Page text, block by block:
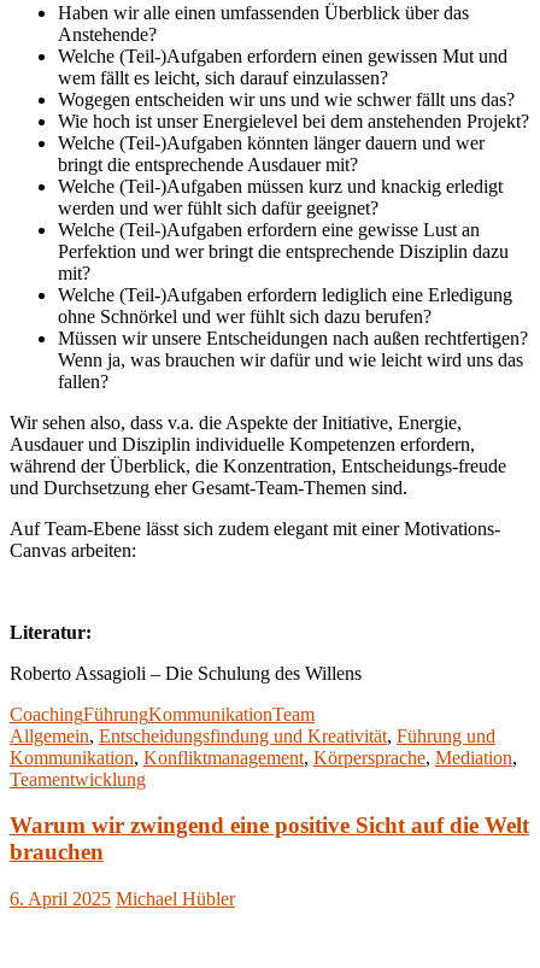
Haben wir alle einen umfassenden Überblick über das
Anstehende?
Welche (Teil-)Aufgaben erfordern einen gewissen Mut und
wem fällt es leicht, sich darauf einzulassen?
Wogegen entscheiden wir uns und wie schwer fällt uns das?
Wie hoch ist unser Energielevel bei dem anstehenden Projekt?
Welche (Teil-)Aufgaben könnten länger dauern und wer
bringt die entsprechende Ausdauer mit?
Welche (Teil-)Aufgaben müssen kurz und knackig erledigt
werden und wer fühlt sich dafür geeignet?
Welche (Teil-)Aufgaben erfordern eine gewisse Lust an
Perfektion und wer bringt die entsprechende Disziplin dazu
mit?
Welche (Teil-)Aufgaben erfordern lediglich eine Erledigung
ohne Schnörkel und wer fühlt sich dazu berufen?
Müssen wir unsere Entscheidungen nach außen rechtfertigen?
Wenn ja, was brauchen wir dafür und wie leicht wird uns das
fallen?
Wir sehen also, dass v.a. die Aspekte der Initiative, Energie,
Ausdauer und Disziplin individuelle Kompetenzen erfordern,
während der Überblick, die Konzentration, Entscheidungs-freude
und Durchsetzung eher Gesamt-Team-Themen sind.
Auf Team-Ebene lässt sich zudem elegant mit einer Motivations-
Canvas arbeiten:
Literatur:
Roberto Assagioli – Die Schulung des Willens
CoachingFührungKommunikationTeam
Allgemein, Entscheidungsfindung und Kreativität, Führung und
Kommunikation, Konfliktmanagement, Körpersprache, Mediation,
Teamentwicklung
Warum wir zwingend eine positive Sicht auf die Welt
brauchen
6. April 2025 Michael Hübler